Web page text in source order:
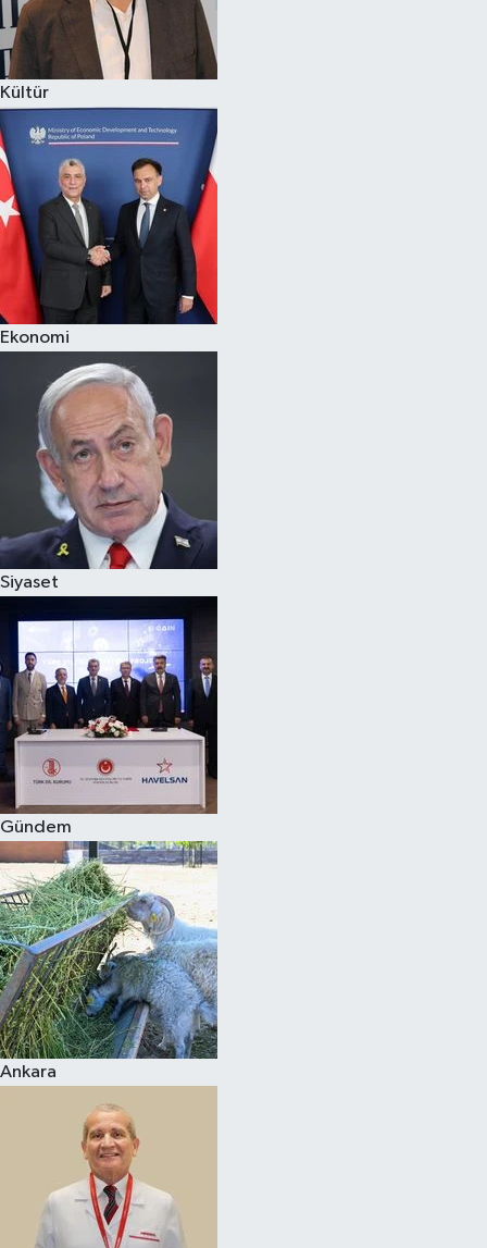
Kültür
Ekonomi
Siyaset
Gündem
Ankara
Spor
Çocuk
Eğitim
Hava Durumu
Kadın
Kim kimdir?
Kültür Sanat
Sağlık
Siyaset
Teknoloji
Televizyon
Yaşam-Çevre